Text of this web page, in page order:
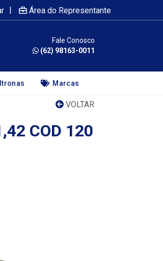
| Área do Representante
Fale Conosco
(62) 98163-0011
Marcas
VOLTAR
COD 120